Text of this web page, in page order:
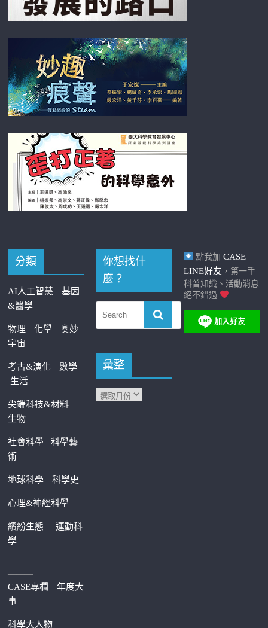
分類
AI人工智慧
基因
&醫學
物理 化學
奧妙
宇宙
考古&演化
數學
生活
尖端科技&材料
生物
社會科學科學藝
術
地球科學 科學史
心理&神經科學
繽紛生態運動科
學
—————————
———
CASE專欄
年度大
事
科學大人物
你想找什
麼？
彙整
點我加 CASE
LINE好友 ，第一手
科普知識、活動消息
絕不錯過